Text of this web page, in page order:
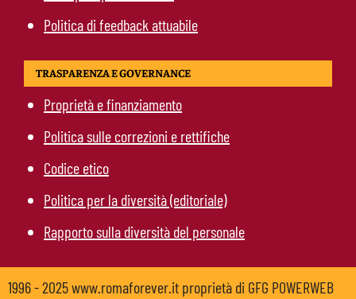
Politica di feedback attuabile
TRASPARENZA E GOVERNANCE
Proprietà e finanziamento
Politica sulle correzioni e rettifiche
Codice etico
Politica per la diversità (editoriale)
Rapporto sulla diversità del personale
1996 - 2025 www.romaforever.it proprietà di GFG POWERWEB